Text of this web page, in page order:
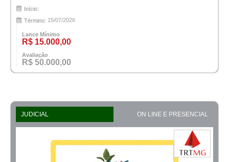
Início:
Término: 15/07/2026
Lance Mínimo
R$ 15.000,00
Avaliação
R$ 50.000,00
JUDICIAL ON LINE E PRESENCIAL